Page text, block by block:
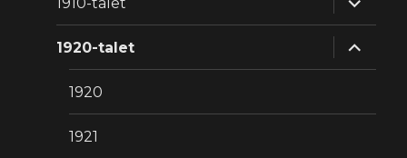
1920-talet
1920
1921